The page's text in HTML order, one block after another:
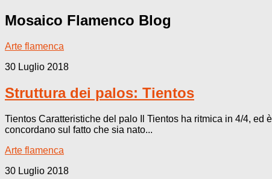
Mosaico Flamenco Blog
Arte flamenca
30 Luglio 2018
Struttura dei palos: Tientos
Tientos Caratteristiche del palo Il Tientos ha ritmica in 4/4,
concordano sul fatto che sia nato...
Arte flamenca
30 Luglio 2018